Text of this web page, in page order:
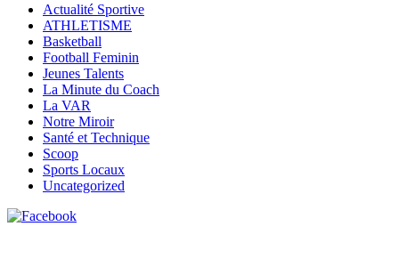
Actualité Sportive
ATHLETISME
Basketball
Football Feminin
Jeunes Talents
La Minute du Coach
La VAR
Notre Miroir
Santé et Technique
Scoop
Sports Locaux
Uncategorized